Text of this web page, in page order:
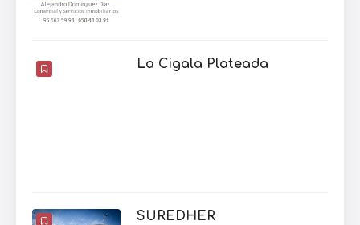
La Cigala Plateada
SUREDHER